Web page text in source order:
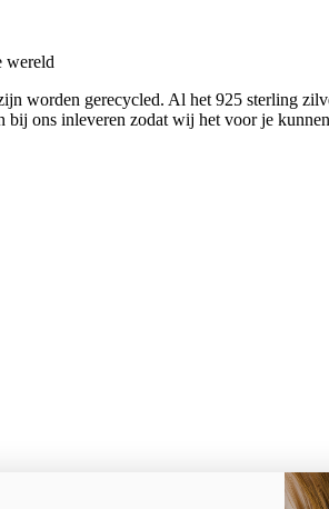
worden gerecycled. Al het 925 sterling
ons inleveren zodat wij het voor je